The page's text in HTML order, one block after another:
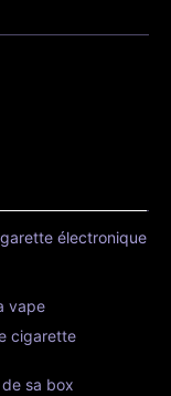
électronique
vape
cigarette
sa box